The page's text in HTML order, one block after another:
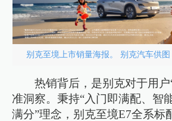
别克至境上市销量海报。 别克汽车供
热销背后，是别克对于用
准洞察。秉持“入门即满配、智
满分”理念，别克至境E7全系标